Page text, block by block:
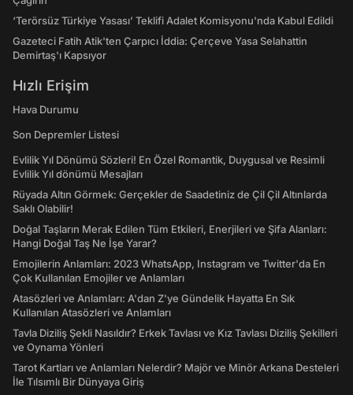
‘Terörsüz Türkiye Yasası’ Teklifi Adalet Komisyonu'nda Kabul Edildi
Gazeteci Fatih Atik'ten Çarpıcı İddia: Çerçeve Yasa Selahattin
Demirtaş'ı Kapsıyor
Hızlı Erişim
Hava Durumu
Son Depremler Listesi
Evlilik Yıl Dönümü Sözleri! En Özel Romantik, Duygusal ve Resimli
Evlilik Yıl dönümü Mesajları
Rüyada Altın Görmek: Gerçekler de Saadetiniz de Çil Çil Altınlarda
Saklı Olabilir!
Doğal Taşların Merak Edilen Tüm Etkileri, Enerjileri ve Şifa Alanları:
Hangi Doğal Taş Ne İşe Yarar?
Emojilerin Anlamları: 2023 WhatsApp, Instagram ve Twitter'da En
Çok Kullanılan Emojiler ve Anlamları
Atasözleri ve Anlamları: A'dan Z'ye Gündelik Hayatta En Sık
Kullanılan Atasözleri ve Anlamları
Tavla Diziliş Şekli Nasıldır? Erkek Tavlası ve Kız Tavlası Diziliş Şekilleri
ve Oynama Yönleri
Tarot Kartları ve Anlamları Nelerdir? Majör ve Minör Arkana Desteleri
İle Tılsımlı Bir Dünyaya Giriş